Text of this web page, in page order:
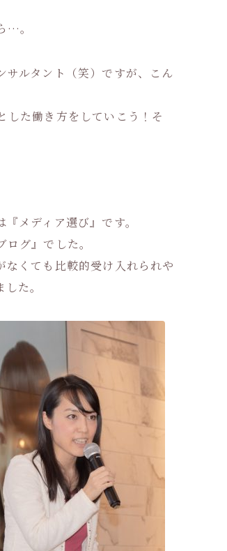
…。
ルタント（笑）ですが、こん
した働き方をしていこう！そ
メディア選び』です。
グ』でした。
くても比較的受け入れられや
た。